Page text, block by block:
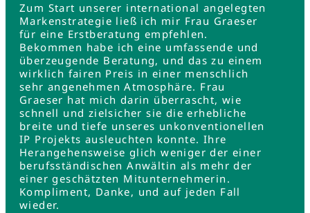
Zum Start unserer international angelegten
Markenstrategie ließ ich mir Frau Graeser
für eine Erstberatung empfehlen.
Bekommen habe ich eine umfassende und
überzeugende Beratung, und das zu einem
wirklich fairen Preis in einer menschlich
sehr angenehmen Atmosphäre. Frau
Graeser hat mich darin überrascht, wie
schnell und zielsicher sie die erhebliche
breite und tiefe unseres unkonventionellen
IP Projekts ausleuchten konnte. Ihre
Herangehensweise glich weniger der einer
berufsständischen Anwältin als mehr der
einer geschätzten Mitunternehmerin.
Kompliment, Danke, und auf jeden Fall
wieder.